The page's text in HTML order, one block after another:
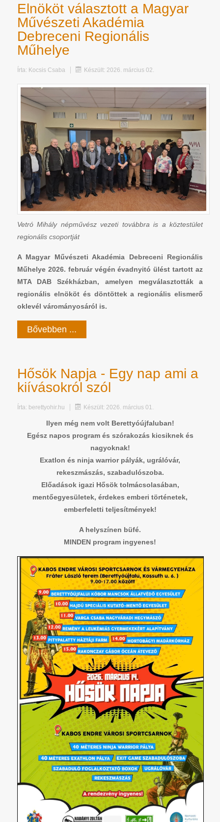
Elnököt választott a Magyar
Művészeti Akadémia
Debreceni Regionális
Műhelye
Írta: Kocsis Csaba Készült: 2026. március 02.
Vetró Mihály népművész vezeti továbbra is a köztestület
regionális csoportját
A Magyar Művészeti Akadémia Debreceni Regionális
Műhelye 2026. február végén évadnyitó ülést tartott az
MTA DAB Székházban, amelyen megválasztották a
regionális elnököt és döntöttek a regionális elismerő
oklevél várományosáról is.
Bővebben ...
Hősök Napja - Egy nap ami a
kiívásokról szól
Írta: berettyohir.hu Készült: 2026. március 01.
Ilyen még nem volt Berettyóújfaluban!
Egész napos program és szórakozás kicsiknek és
nagyoknak!
Exatlon és ninja warrior pályák, ugrálóvár,
rekeszmászás, szabadulószoba.
Előadások igazi Hősök tolmácsolasában,
mentőegyesületek, érdekes emberi történetek,
emberfeletti teljesítmények!
A helyszínen büfé.
MINDEN program ingyenes!